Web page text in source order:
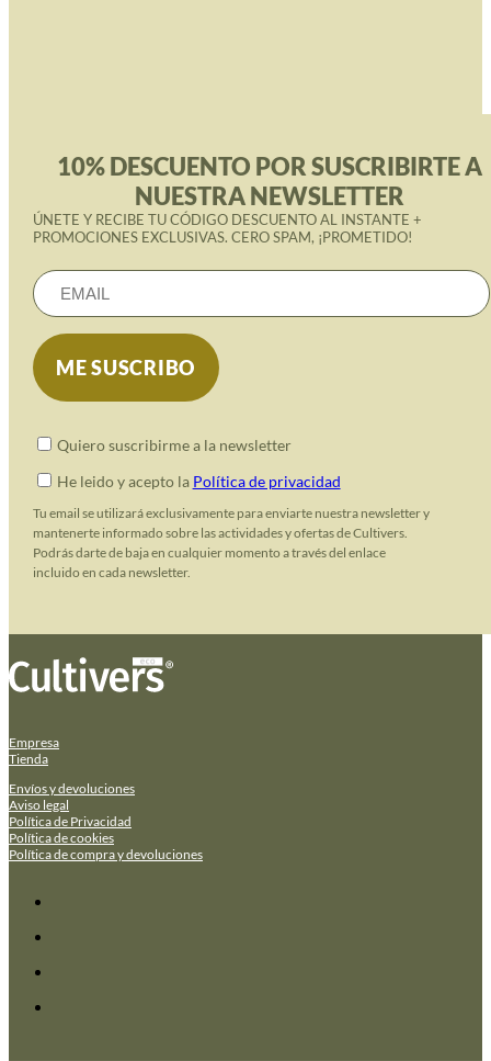
10% DESCUENTO POR SUSCRIBIRTE A
NUESTRA NEWSLETTER
ÚNETE Y RECIBE TU CÓDIGO DESCUENTO AL INSTANTE +
PROMOCIONES EXCLUSIVAS. CERO SPAM, ¡PROMETIDO!
Quiero suscribirme a la newsletter
He leido y acepto la Política de privacidad
Tu email se utilizará exclusivamente para enviarte nuestra newsletter y
mantenerte informado sobre las actividades y ofertas de Cultivers.
Podrás darte de baja en cualquier momento a través del enlace
incluido en cada newsletter.
Empresa
Tienda
Envíos y devoluciones
Aviso legal
Política de Privacidad
Política de cookies
Política de compra y devoluciones